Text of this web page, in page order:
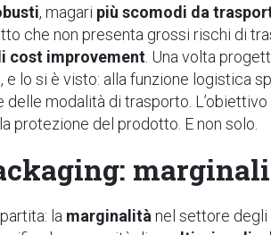
, magari più scomodi da
che non presenta grossi rischi di
cost improvement . Una volta
e lo si è visto: alla funzione logistica
delle modalità di trasporto.
protezione del prodotto. E non solo.
la marginalità nel settore degli